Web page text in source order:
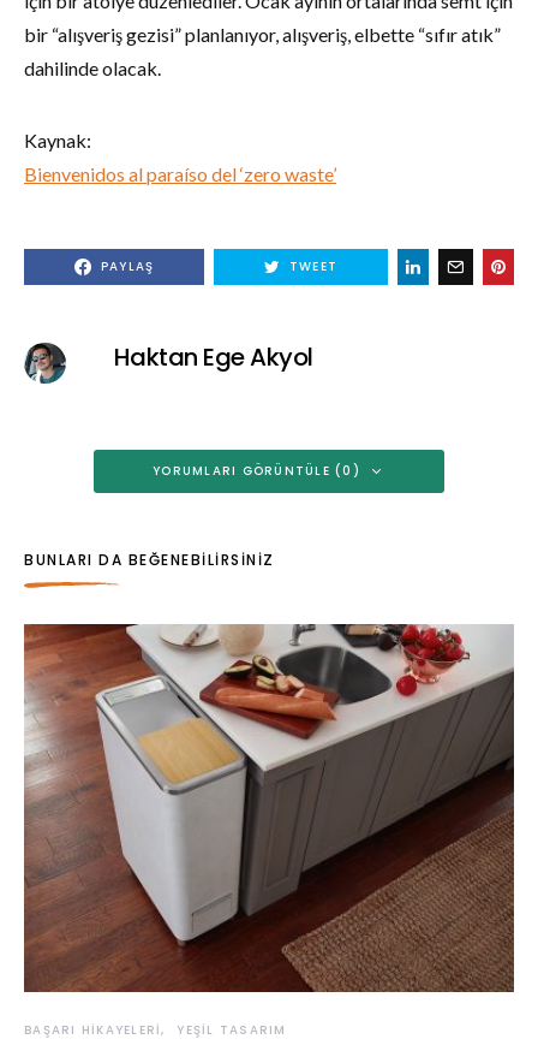
bir “alışveriş gezisi” planlanıyor, alışveriş, elbette “sıfır atık”
dahilinde olacak.
Kaynak:
Bienvenidos al paraíso del ‘zero waste’
PAYLAŞ TWEET
Haktan Ege Akyol
YORUMLARI GÖRÜNTÜLE (0)
BUNLARI DA BEĞENEBILIRSINIZ
BAŞARI HIKAYELERI YEŞIL TASARIM